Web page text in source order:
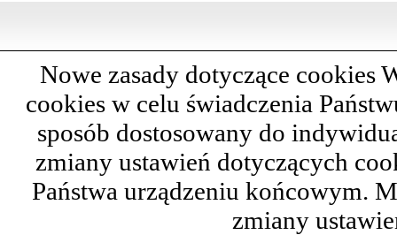
Nowe zasady dotyczące cookies
cookies w celu świadczenia
sposób dostosowany do
zmiany ustawień dotyczących
Państwa urządzeniu końcowym.
zmiany